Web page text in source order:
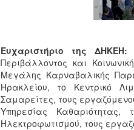
Ευχαριστήριο της ΔΗΚΕΗ:
Περιβάλλοντος και
Μεγάλης Καρναβαλικής
Ηρακλείου, το Κεντρικό
Σαμαρείτες, τους
Υπηρεσίας
Ηλεκτροφωτισμού, τους